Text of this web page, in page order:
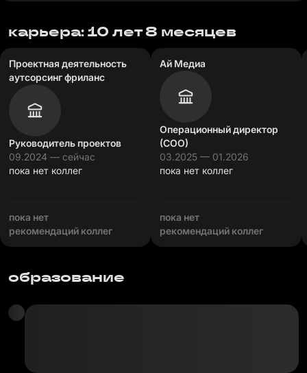
карьера: 10 лет 8 месяцев
Проектная деятельность
аутсорсинг фриланс
Руководитель проектов
09.2024 — сейчас
пока нет коллег
пока нет
рекомендаций коллег
Ай Медиа
Операционный директор
(COO)
03.2025 — 01.2026
пока нет коллег
пока нет
рекомендаций коллег
образование